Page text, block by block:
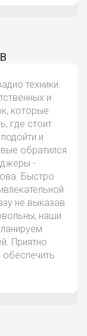
техники.
и
которые
где стоит
и
обратился
-
Быстро
не выказав
наши
Приятно